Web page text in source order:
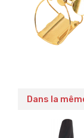
Dans la